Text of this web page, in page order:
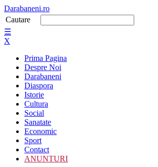
Darabaneni.ro
Cautare
☰
X
Prima Pagina
Despre Noi
Darabaneni
Diaspora
Istorie
Cultura
Social
Sanatate
Economic
Sport
Contact
ANUNTURI